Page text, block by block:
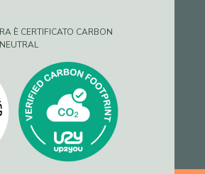
È CERTIFICATO CARBON
NEUTRAL